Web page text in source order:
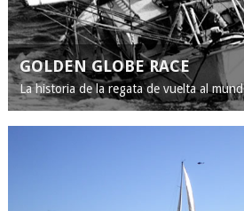
GOLDEN GLOBE RACE
La historia de la regata de vuelta al